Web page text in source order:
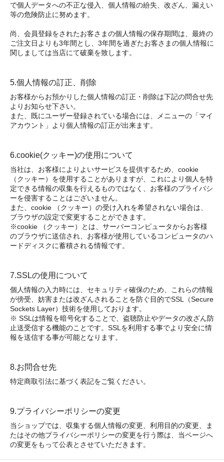
で個人データへの不正な侵入、個人情報の紛失、改ざん、漏えい
等の危険防止に努めます。
尚、会員登録をされたお客さまの個人情報の保存期間は、最終の
ご注文日よりも3年間とし、3年間を過ぎたお客さまの個人情報に
関しましては当店にて破棄を致します。
5.個人情報の訂正、削除
お客様からお預かりした個人情報の訂正・削除は下記の問合せ先
よりお知らせ下さい。
また、既にユーザー登録されている場合には、メニューの「マイ
アカウント」より個人情報の訂正が出来ます。
6.cookie(クッキー)の使用について
当社は、お客様によりよいサービスを提供するため、cookie
（クッキー）を使用することがありますが、これにより個人を特
定できる情報の収集を行えるものではなく、お客様のプライバシ
ーを侵害することはございません。
また、cookie （クッキー）の受け入れを希望されない場合は、
ブラウザの設定で変更することができます。
※cookie （クッキー）とは、サーバーコンピュータからお客様
のブラウザに送信され、お客様が使用しているコンピュータのハ
ードディスクに蓄積される情報です。
7.SSLの使用について
個人情報の入力時には、セキュリティ確保のため、これらの情報
が傍受、妨害または改ざんされることを防ぐ目的でSSL（Secure
Sockets Layer）技術を使用しております。
※ SSLは情報を暗号化することで、盗聴防止やデータの改ざん防
止送受信する機能のことです。SSLを利用する事でより安全に情
報を送信する事が可能となります。
8.お問合せ先
特定商取引法に基づく表記をご覧ください。
9.プライバシーポリシーの変更
当ショップでは、収集する個人情報の変更、利用目的の変更、ま
たはその他プライバシーポリシーの変更を行う際は、当ページへ
の変更をもって公表とさせていただきます。